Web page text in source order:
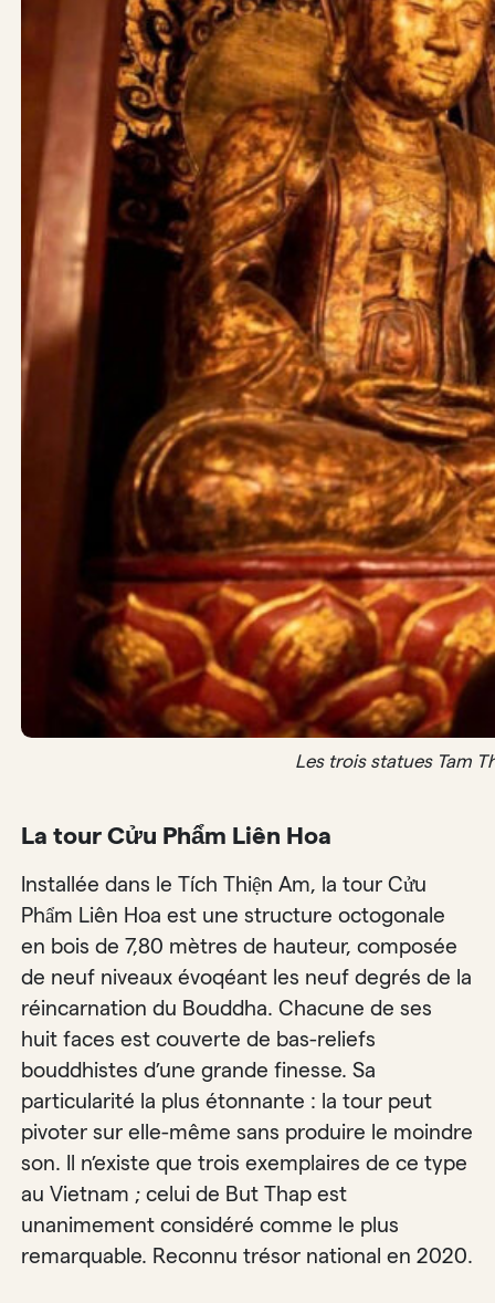
Les trois statues Tam
La tour Cửu Phẩm Liên Hoa
Installée dans le Tích Thiện Am, la tour Cửu
Phẩm Liên Hoa est une structure octogonale
en bois de 7,80 mètres de hauteur, composée
de neuf niveaux évoqéant les neuf degrés de la
réincarnation du Bouddha. Chacune de ses
huit faces est couverte de bas-reliefs
bouddhistes d’une grande finesse. Sa
particularité la plus étonnante : la tour peut
pivoter sur elle-même sans produire le moindre
son. Il n’existe que trois exemplaires de ce type
au Vietnam ; celui de But Thap est
unanimement considéré comme le plus
remarquable. Reconnu trésor national en 2020.